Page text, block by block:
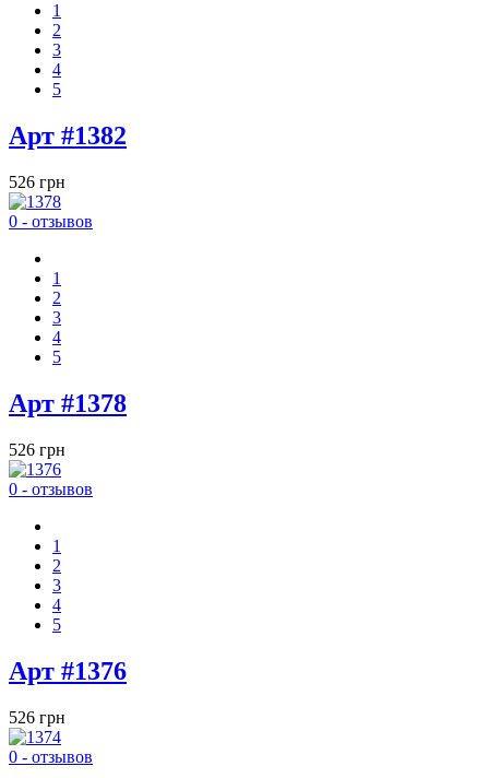
1
2
3
4
5
Арт #1382
526 грн
0 - отзывов
1
2
3
4
5
Арт #1378
526 грн
0 - отзывов
1
2
3
4
5
Арт #1376
526 грн
0 - отзывов